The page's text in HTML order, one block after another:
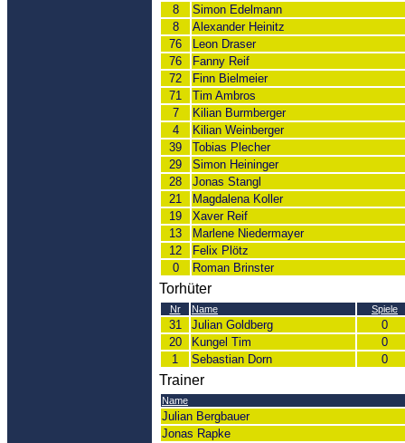
8
Simon Edelmann
8
Alexander Heinitz
76
Leon Draser
76
Fanny Reif
72
Finn Bielmeier
71
Tim Ambros
7
Kilian Burmberger
4
Kilian Weinberger
39
Tobias Plecher
29
Simon Heininger
28
Jonas Stangl
21
Magdalena Koller
19
Xaver Reif
13
Marlene Niedermayer
12
Felix Plötz
0
Roman Brinster
Torhüter
Nr Name Spiele
31 Julian Goldberg
0
20
Kungel Tim
0
1
Sebastian Dorn 0
Trainer
Name
Julian Bergbauer
Jonas Rapke